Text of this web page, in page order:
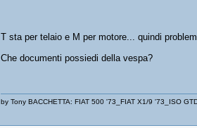
T sta per telaio e M per motore... quindi
Che documenti possiedi della vespa?
by Tony BACCHETTA: FIAT 500 '73_FIAT X1/9 '73_ISO